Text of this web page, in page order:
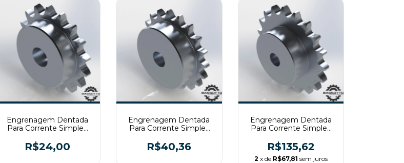
Engrenagem Dentada
Para Corrente Simples
R$24,00
Engrenagem Dentada
Para Corrente Simples
R$40,36
Engrenagem Dentada
Para Corrente Simples
R$135,62
2 x de R$67,81 sem juros